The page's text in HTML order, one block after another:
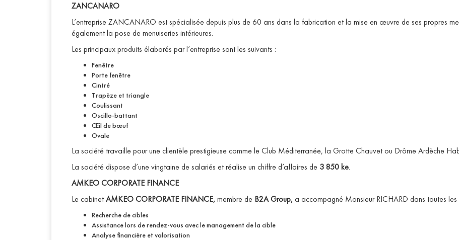
ZANCANARO
L’entreprise ZANCANARO est spécialisée depuis plus de 60 ans dans la fabrication et la mise en œuvre de ses propres
également la pose de menuiseries intérieures.
Les principaux produits élaborés par l’entreprise sont les suivants :
Fenêtre
Porte fenêtre
Cintré
Trapèze et triangle
Coulissant
Oscillo-battant
Œil de bœuf
Ovale
La société travaille pour une clientèle prestigieuse comme le Club Méditerranée, la Grotte Chauvet ou Drôme Ardèche
La société dispose d’une vingtaine de salariés et réalise un chiffre d’affaires de 3 850 ke.
AMKEO CORPORATE FINANCE
Le cabinetAMKEO CORPORATE FINANCE,membre de B2A Group,a accompagné Monsieur RICHARD dans toutes
Recherche de cibles
Assistance lors de rendez-vous avec le management de la cible
Analyse financière et valorisation